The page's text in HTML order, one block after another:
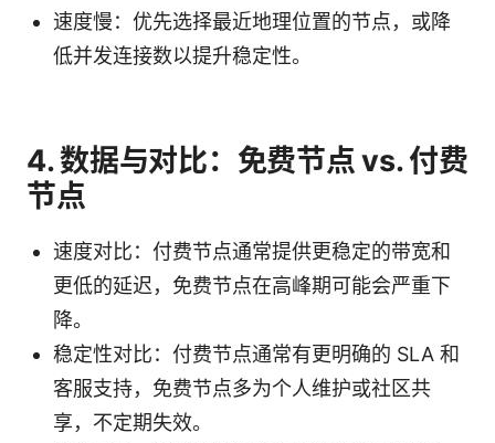
速度慢：优先选择最近地理位置的节点，或降
低并发连接数以提升稳定性。
4. 数据与对比：免费节点 vs. 付费
节点
速度对比：付费节点通常提供更稳定的带宽和
更低的延迟，免费节点在高峰期可能会严重下
降。
稳定性对比：付费节点通常有更明确的 SLA 和
客服支持，免费节点多为个人维护或社区共
享，不定期失效。